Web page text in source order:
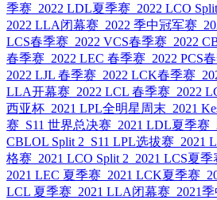
季赛 2022 LDL夏季赛 2022 LCO
2022 LLA闭幕赛 2022 季中冠军赛
LCS春季赛 2022 VCS春季赛 2022
春季赛 2022 LEC 春季赛 2022 PCS
2022 LJL 春季赛 2022 LCK春季赛
LLA开幕赛 2022 LCL 春季赛 2022
西亚杯 2021 LPL全明星周末 2021
赛 S11 世界总决赛 2021 LDL夏季赛
CBLOL Split 2 S11 LPL选拔赛 2021
格赛 2021 LCO Split 2 2021 LCS夏季
2021 LEC 夏季赛 2021 LCK夏季赛
LCL 夏季赛 2021 LLA闭幕赛 2021